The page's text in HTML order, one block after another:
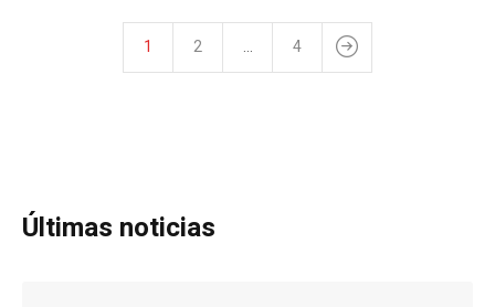
1 2 … 4
Últimas noticias